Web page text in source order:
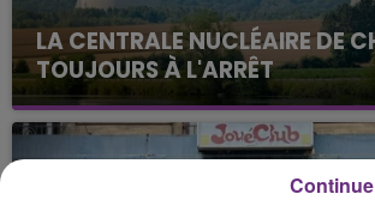
LA CENTRALE NUCLÉAIRE DE
TOUJOURS À L'ARRÊT
Cela fait déjà une semaine que la
nucléaire ardennaise est à l'arrêt.
justifiée par la sécheresse intense